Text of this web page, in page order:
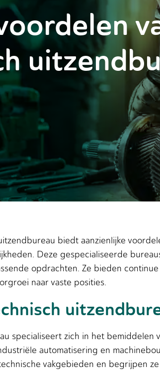
biedt aanzienlijke
Deze gespecialiseerde
opdrachten. Ze bieden
naar vaste posities.
specialiseert zich in het bemiddelen
automatisering en
vakgebieden en begrijpen